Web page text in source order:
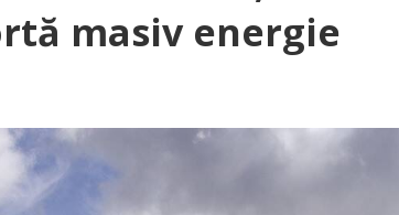
masiv energie